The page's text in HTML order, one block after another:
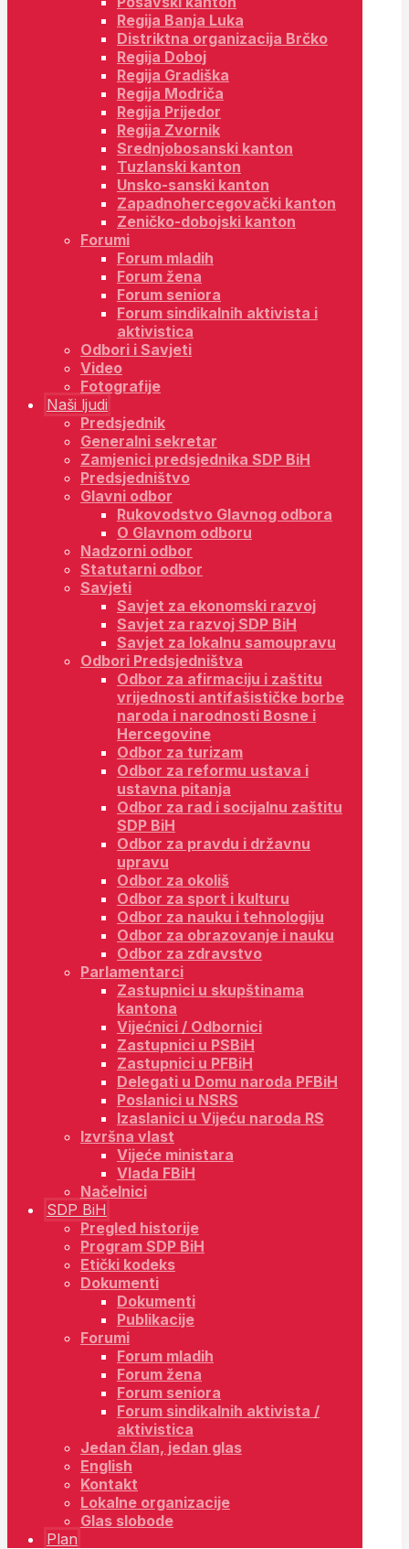
Regija Banja Luka
Distriktna organizacija Brčko
Regija Doboj
Regija Gradiška
Regija Modriča
Regija Prijedor
Regija Zvornik
Srednjobosanski kanton
Tuzlanski kanton
Unsko-sanski kanton
Zapadnohercegovački kanton
Zeničko-dobojski kanton
Forumi
Forum mladih
Forum žena
Forum seniora
Forum sindikalnih aktivista i
aktivistica
Odbori i Savjeti
Video
Fotografije
Naši ljudi
Predsjednik
Generalni sekretar
Zamjenici predsjednika SDP BiH
Predsjedništvo
Glavni odbor
Rukovodstvo Glavnog odbora
O Glavnom odboru
Nadzorni odbor
Statutarni odbor
Savjeti
Savjet za ekonomski razvoj
Savjet za razvoj SDP BiH
Savjet za lokalnu samoupravu
Odbori Predsjedništva
Odbor za afirmaciju i zaštitu
vrijednosti antifašističke borbe
naroda i narodnosti Bosne i
Hercegovine
Odbor za turizam
Odbor za reformu ustava i
ustavna pitanja
Odbor za rad i socijalnu zaštitu
SDP BiH
Odbor za pravdu i državnu
upravu
Odbor za okoliš
Odbor za sport i kulturu
Odbor za nauku i tehnologiju
Odbor za obrazovanje i nauku
Odbor za zdravstvo
Parlamentarci
Zastupnici u skupštinama
kantona
Vijećnici / Odbornici
Zastupnici u PSBiH
Zastupnici u PFBiH
Delegati u Domu naroda PFBiH
Poslanici u NSRS
Izaslanici u Vijeću naroda RS
Izvršna vlast
Vijeće ministara
Vlada FBiH
Načelnici
SDP BiH
Pregled historije
Program SDP BiH
Etički kodeks
Dokumenti
Dokumenti
Publikacije
Forumi
Forum mladih
Forum žena
Forum seniora
Forum sindikalnih aktivista /
aktivistica
Jedan član, jedan glas
English
Kontakt
Lokalne organizacije
Glas slobode
Plan